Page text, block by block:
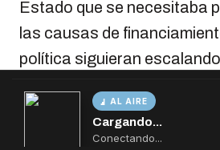
AL AIRE
Cargando...
Conectando...